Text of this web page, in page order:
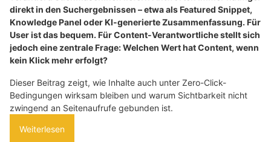
direkt in den Suchergebnissen – etwa als Featured Snippet,
Knowledge Panel oder KI-generierte Zusammenfassung. Für
User ist das bequem. Für Content-Verantwortliche stellt sich
jedoch eine zentrale Frage: Welchen Wert hat Content, wenn
kein Klick mehr erfolgt?
Dieser Beitrag zeigt, wie Inhalte auch unter Zero-Click-
Bedingungen wirksam bleiben und warum Sichtbarkeit nicht
zwingend an Seitenaufrufe gebunden ist.
Weiterlesen